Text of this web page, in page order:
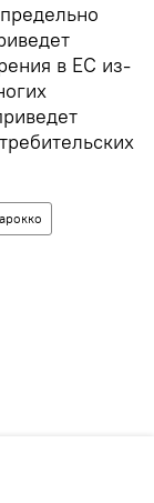
в ЕС из-